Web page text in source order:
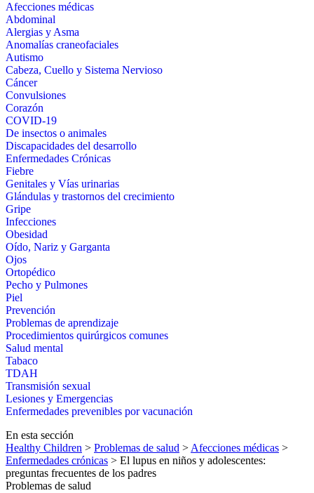
Afecciones médicas
Abdominal
Alergias y Asma
Anomalías craneofaciales
Autismo
Cabeza, Cuello y Sistema Nervioso
Cáncer
Convulsiones
Corazón
COVID-19
De insectos o animales
Discapacidades del desarrollo
Enfermedades Crónicas
Fiebre
Genitales y Vías urinarias
Glándulas y trastornos del crecimiento
Gripe
Infecciones
Obesidad
Oído, Nariz y Garganta
Ojos
Ortopédico
Pecho y Pulmones
Piel
Prevención
Problemas de aprendizaje
Procedimientos quirúrgicos comunes
Salud mental
Tabaco
TDAH
Transmisión sexual
Lesiones y Emergencias
Enfermedades prevenibles por vacunación
En esta sección
Healthy Children > Problemas de salud > Afecciones médicas >
Enfermedades crónicas > El lupus en niños y adolescentes:
preguntas frecuentes de los padres
Problemas de salud